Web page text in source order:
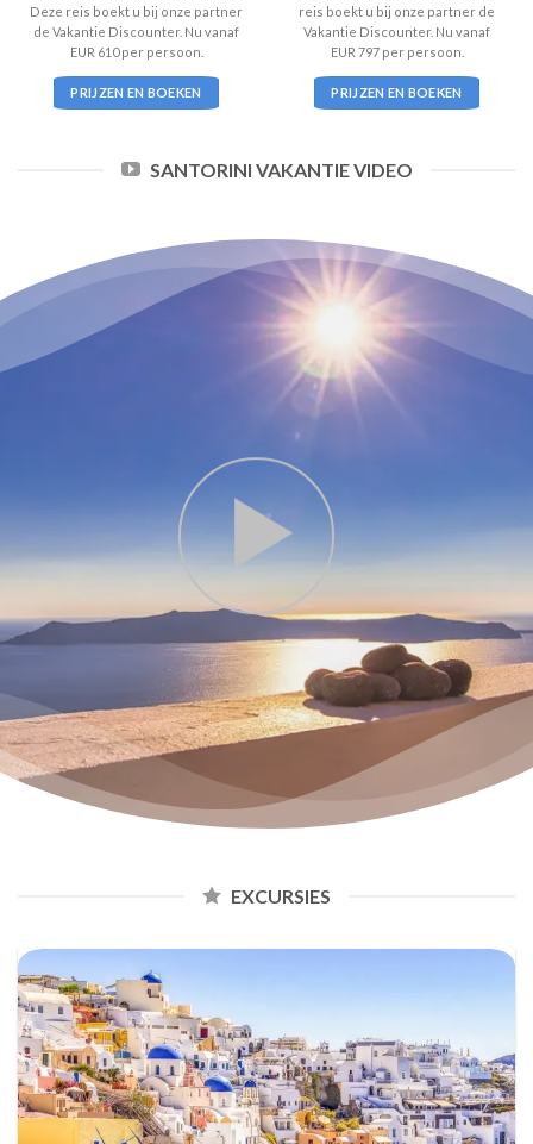
Deze reis boekt u bij onze partner
de Vakantie Discounter. Nu vanaf
EUR 610 per persoon.
PRIJZEN EN BOEKEN
reis boekt u bij onze partner de
Vakantie Discounter. Nu vanaf
EUR 797 per persoon.
PRIJZEN EN BOEKEN
SANTORINI VAKANTIE VIDEO
EXCURSIES